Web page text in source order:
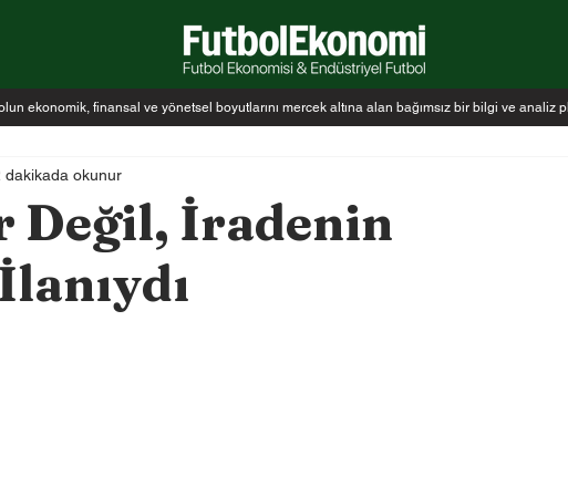
ekonomik, finansal ve yönetsel boyutlarını mercek altına alan bağımsız bir bilgi ve analiz
Değil, İradenin
dakikada okunur